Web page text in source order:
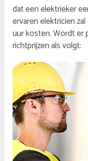
dat een elektrieker
ervaren elektricien
uur kosten. Wordt er
richtprijzen als volgt: